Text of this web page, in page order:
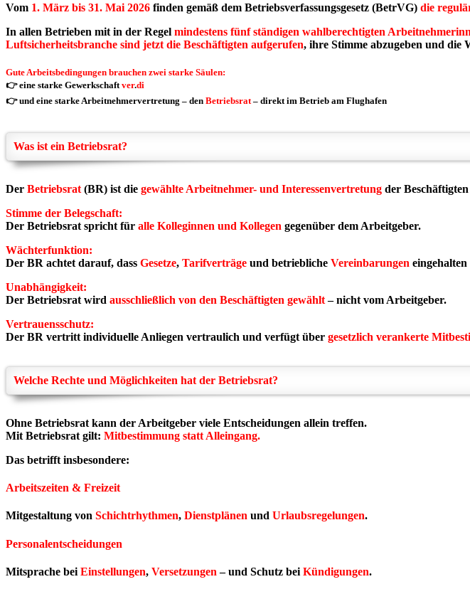
Vom 1. März bis 31. Mai 2026 finden gemäß dem Betriebsverfassungsgesetz (BetrVG) die
In allen Betrieben mit in der Regel mindestens fünf ständigen wahlberechtigten
Luftsicherheitsbranche sind jetzt die Beschäftigten aufgerufen, ihre Stimme abzugeben und die
Gute Arbeitsbedingungen brauchen zwei starke Säulen:
👉 eine starke Gewerkschaft ver.di
👉 und eine starke Arbeitnehmervertretung – den Betriebsrat – direkt im Betrieb am Flughafen
Was ist ein Betriebsrat?
Der Betriebsrat (BR) ist die gewählte Arbeitnehmer- und Interessenvertretung der
Stimme der Belegschaft:
Der Betriebsrat spricht für alle Kolleginnen und Kollegen gegenüber dem Arbeitgeber.
Wächterfunktion:
Der BR achtet darauf, dass Gesetze, Tarifverträge und betriebliche Vereinbarungen
Unabhängigkeit:
Der Betriebsrat wird ausschließlich von den Beschäftigten gewählt– nicht vom Arbeitgeber.
Vertrauensschutz:
Der BR vertritt individuelle Anliegen vertraulich und verfügt über gesetzlich verankerte
Welche Rechte und Möglichkeiten hat der Betriebsrat?
Ohne Betriebsrat kann der Arbeitgeber viele Entscheidungen allein treffen.
Mit Betriebsrat gilt: Mitbestimmung statt Alleingang.
Das betrifft insbesondere:
Arbeitszeiten & Freizeit
Mitgestaltung von Schichtrhythmen, Dienstplänen und Urlaubsregelungen.
Personalentscheidungen
Mitsprache bei Einstellungen, Versetzungen – und Schutz bei Kündigungen.